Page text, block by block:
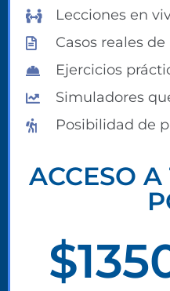
Lecciones en
Casos reales
Ejercicios
Simuladores
Posibilidad de
ACCESO